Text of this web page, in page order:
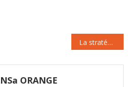
et
La stratégie UNSA : des solutions utiles
ORANGE